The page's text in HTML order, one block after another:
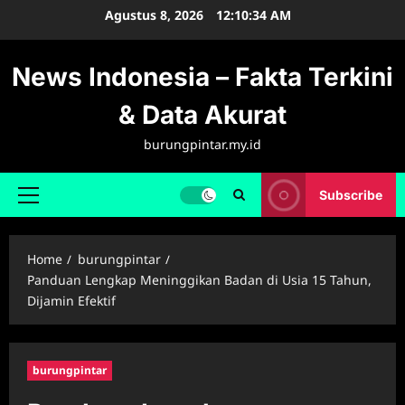
Agustus 8, 2026 12:10:35 AM
News Indonesia – Fakta Terkini
& Data Akurat
burungpintar.my.id
Primary
Subscribe
Home
burungpintar
Panduan Lengkap Meninggikan Badan di Usia 15 Tahun,
Dijamin Efektif
burungpintar